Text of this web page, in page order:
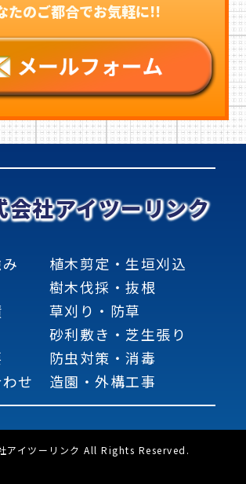
たのご都合でお気軽に!!
会社アイツーリンク
せ
植木剪定・生垣刈込
樹木伐採・抜根
草刈り・防草
砂利敷き・芝生張り
防虫対策・消毒
造園・外構工事
アイツーリンク All Rights Reserved.